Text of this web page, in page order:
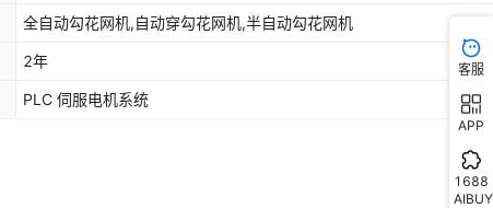
全自动勾花网机,自动穿勾花网机,半自动勾花网机
2年
PLC 伺服电机系统
客服
APP
1688
AIBUY